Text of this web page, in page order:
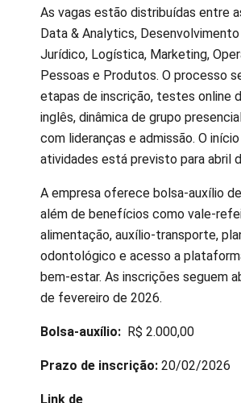
As vagas estão distribuídas entre
Data & Analytics,
Jurídico, Logística, Marketing,
Pessoas e Produtos. O processo
etapas de inscrição, testes online
inglês, dinâmica de grupo
com lideranças e admissão. O
atividades está previsto para abril
A empresa oferece bolsa-auxílio
além de benefícios como vale-
alimentação, auxílio-transporte,
odontológico e acesso a
bem-estar. As inscrições seguem
de fevereiro de 2026.
Bolsa-auxílio: R$ 2.000,00
Prazo de inscrição: 20/02/2026
Link de